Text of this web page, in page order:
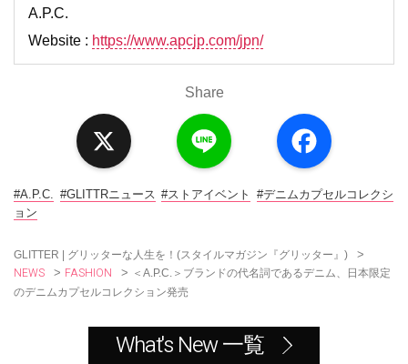
A.P.C.
Website : https://www.apcjp.com/jpn/
Share
a
c
o
#A.P.C. #GLITTRニュース #ストアイベント
#デニムカプセルコレクシ
ョン
GLITTER | グリッターな人生を！(スタイルマガジン『グリッター』) >
NEWS > FASHION > ＜A.P.C.＞ブランドの代名詞であるデニム、日本限定
のデニムカプセルコレクション発売
What's New 一覧